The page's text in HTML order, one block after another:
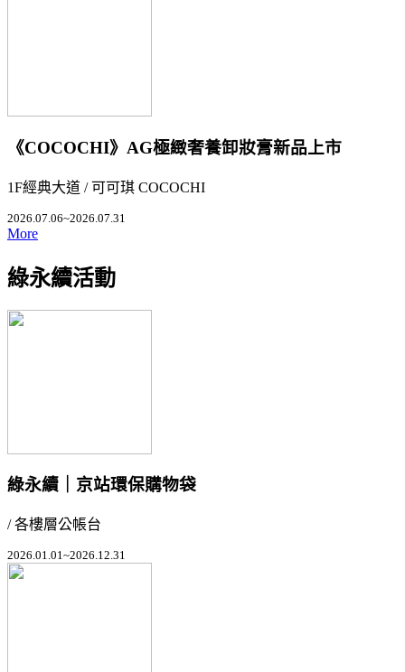
《COCOCHI》AG極緻奢養卸妝膏新品上市
1F經典大道 / 可可琪 COCOCHI
2026.07.06~2026.07.31
More
綠永續活動
綠永續｜京站環保購物袋
/ 各樓層公帳台
2026.01.01~2026.12.31